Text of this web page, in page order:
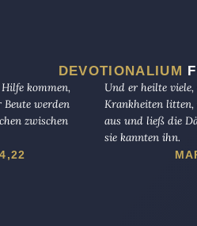
DEVOTIONALIUM
kommen,
werden
zwischen
Und er heilte
Krankheiten litten,
aus und ließ die
sie kannten ihn.